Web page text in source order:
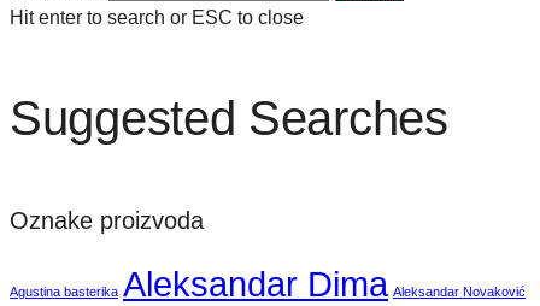
Hit enter to search or ESC to close
Suggested Searches
Oznake proizvoda
Agustina basterika Aleksandar Dima Aleksandar Novaković